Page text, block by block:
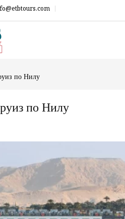
по Нилу
по Нилу